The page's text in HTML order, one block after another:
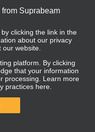
Suprabeam
clicking the link in the
about our privacy
our website.
platform. By clicking
that your information
processing. Learn more
practices here.